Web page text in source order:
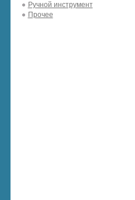
Ручной инструмент
Прочее